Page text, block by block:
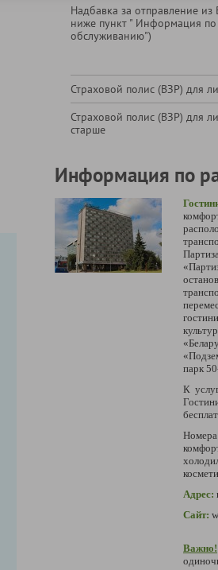
Надбавка за отправление из
ниже пункт " Информация по
обслуживанию")
Страховой полис (ВЗР) для
Страховой полис (ВЗР) для
старше
Информация по
парк
К
Номера
Адрес:
Сайт:
Важно!